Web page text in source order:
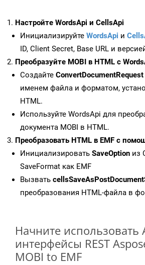
Настройте WordsApi и CellsApi
Инициализируйте WordsApi и
ID, Client Secret, Base URL и
Преобразуйте MOBI в HTML с
Создайте ConvertDocumentRequest
именем файла и форматом,
HTML.
Используйте WordsApi для
документа MOBI в HTML.
Преобразовать HTML в EMF с
Инициализировать SaveOption из
SaveFormat как EMF
Вызвать
преобразования HTML-файла в
Начните использовать
интерфейсы REST
MOBI to EMF